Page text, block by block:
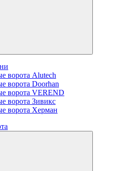
ворота Alutech
ворота Doorhan
ворота VEREND
ворота Зивикс
ворота Херман